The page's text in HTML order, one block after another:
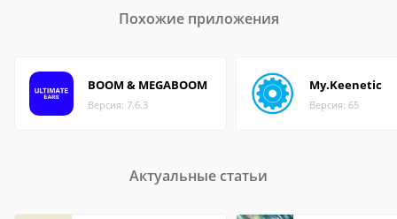
Похожие приложения
BOOM & MEGABOOM
Версия: 7.6.3
My.Keenetic
Версия: 65
Актуальные статьи